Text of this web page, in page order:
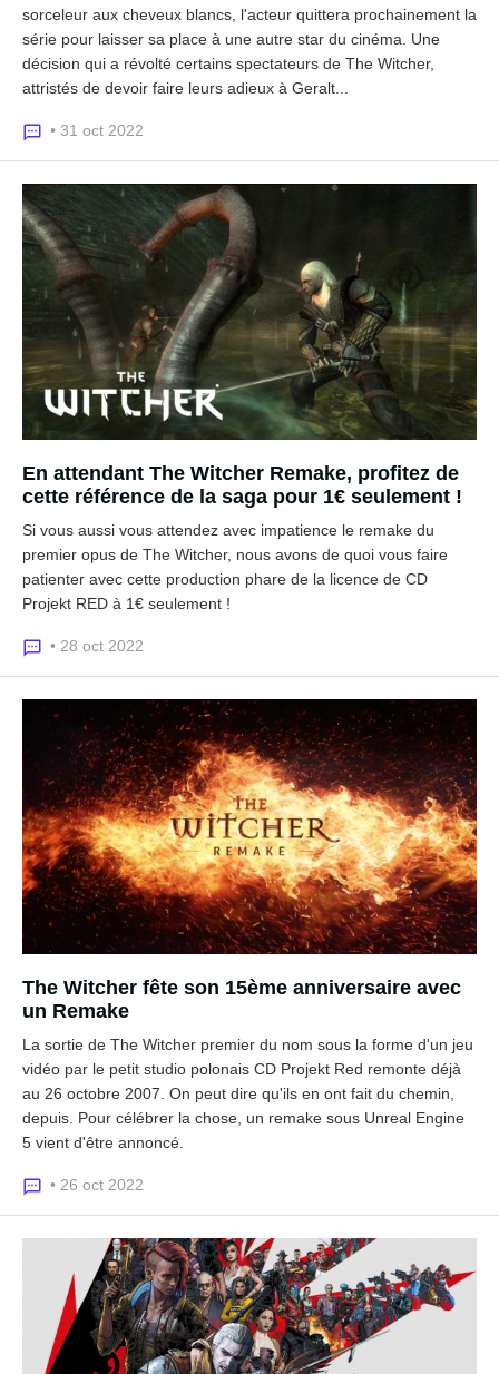
sorceleur aux cheveux blancs, l'acteur quittera prochainement la
série pour laisser sa place à une autre star du cinéma. Une
décision qui a révolté certains spectateurs de The Witcher,
attristés de devoir faire leurs adieux à Geralt...
• 31 oct 2022
En attendant The Witcher Remake, profitez de
cette référence de la saga pour 1€ seulement !
Si vous aussi vous attendez avec impatience le remake du
premier opus de The Witcher, nous avons de quoi vous faire
patienter avec cette production phare de la licence de CD
Projekt RED à 1€ seulement !
• 28 oct 2022
The Witcher fête son 15ème anniversaire avec
un Remake
La sortie de The Witcher premier du nom sous la forme d'un jeu
vidéo par le petit studio polonais CD Projekt Red remonte déjà
au 26 octobre 2007. On peut dire qu'ils en ont fait du chemin,
depuis. Pour célébrer la chose, un remake sous Unreal Engine
5 vient d'être annoncé.
• 26 oct 2022